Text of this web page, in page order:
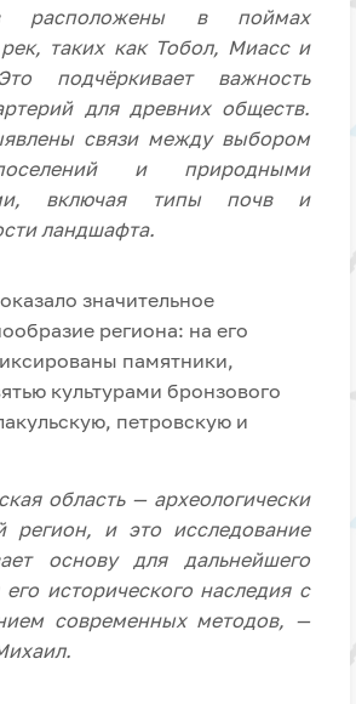
расположены в поймах
таких как Тобол, Миасс и
подчёркивает важность
для древних обществ.
связи между выбором
и природными
включая типы почв и
ландшафта.
значительное
региона: на его
памятники,
культурами бронзового
петровскую и
область — археологически
регион, и это исследование
основу для дальнейшего
его исторического наследия с
современных методов, —